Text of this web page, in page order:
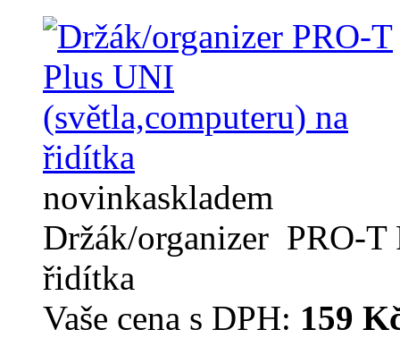
novinkaskladem
Držák/organizer PRO-T
řidítka
Vaše cena s DPH: 159